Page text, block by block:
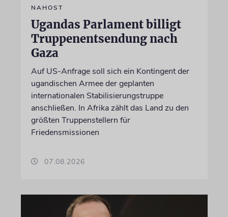
NAHOST
Ugandas Parlament billigt
Truppenentsendung nach
Gaza
Auf US-Anfrage soll sich ein Kontingent der
ugandischen Armee der geplanten
internationalen Stabilisierungstruppe
anschließen. In Afrika zählt das Land zu den
größten Truppenstellern für
Friedensmissionen
07.08.2026